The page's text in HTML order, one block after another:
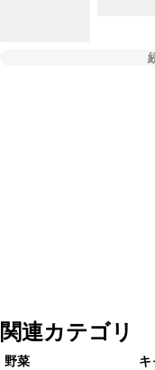
関連カテゴリ
野菜 キ